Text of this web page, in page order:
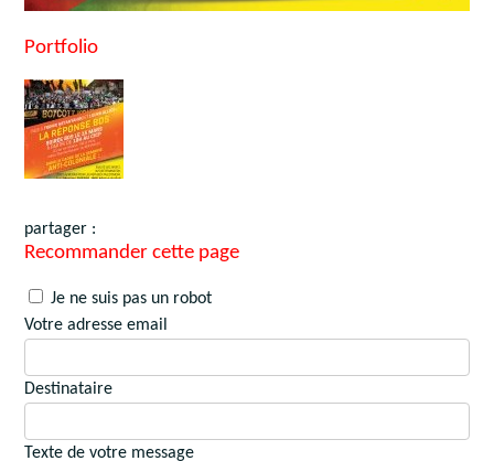
Portfolio
partager :
Recommander cette page
Je ne suis pas un robot
Votre adresse email
Destinataire
Texte de votre message